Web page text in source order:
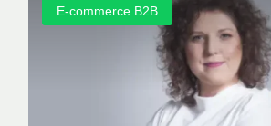
E-commerce B2B